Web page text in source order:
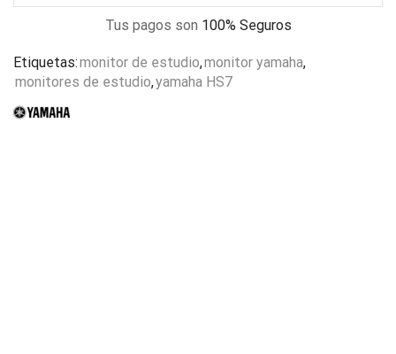
Tus pagos son 100% Seguros
Etiquetas:monitor de estudio,monitor yamaha,
monitores de estudio,yamaha HS7